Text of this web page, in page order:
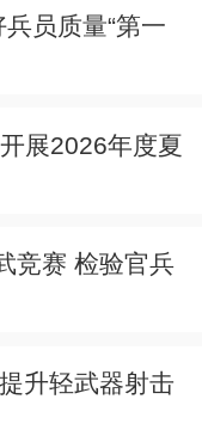
掃一掃下載
员质量“第一
展2026年度夏
竞赛 检验官兵
升轻武器射击